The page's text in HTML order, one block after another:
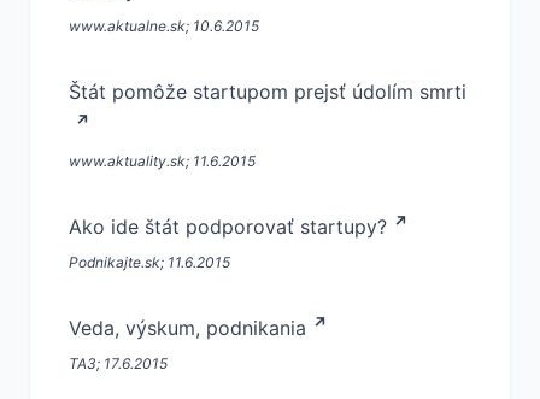
www.aktualne.sk; 10.6.2015
Štát pomôže startupom prejsť údolím smrti
www.aktuality.sk; 11.6.2015
Ako ide štát podporovať startupy?
Podnikajte.sk; 11.6.2015
Veda, výskum, podnikania
TA3; 17.6.2015